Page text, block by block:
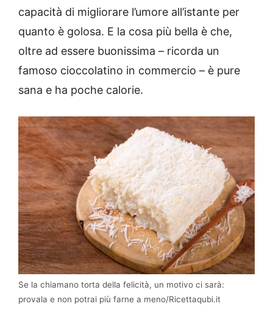
capacità di migliorare l’umore all’istante per
quanto è golosa. E la cosa più bella è che,
oltre ad essere buonissima – ricorda un
famoso cioccolatino in commercio – è pure
sana e ha poche calorie.
Se la chiamano torta della felicità, un motivo ci sarà:
provala e non potrai più farne a meno/Ricettaqubi.it